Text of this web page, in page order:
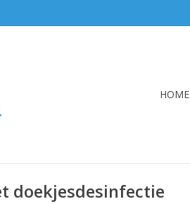
HOME
doekjesdesinfectie